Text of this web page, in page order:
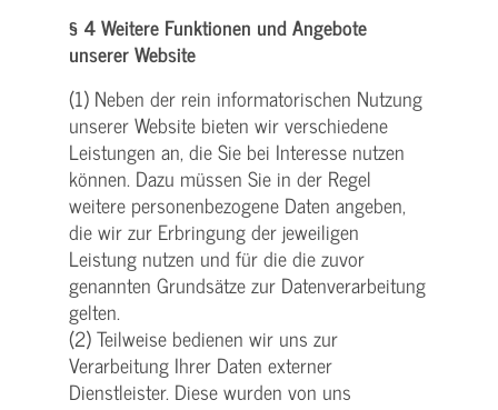
§ 4 Weitere Funktionen und Angebote
unserer Website
(1) Neben der rein informatorischen Nutzung
unserer Website bieten wir verschiedene
Leistungen an, die Sie bei Interesse nutzen
können. Dazu müssen Sie in der Regel
weitere personenbezogene Daten angeben,
die wir zur Erbringung der jeweiligen
Leistung nutzen und für die die zuvor
genannten Grundsätze zur Datenverarbeitung
gelten.
(2) Teilweise bedienen wir uns zur
Verarbeitung Ihrer Daten externer
Dienstleister. Diese wurden von uns